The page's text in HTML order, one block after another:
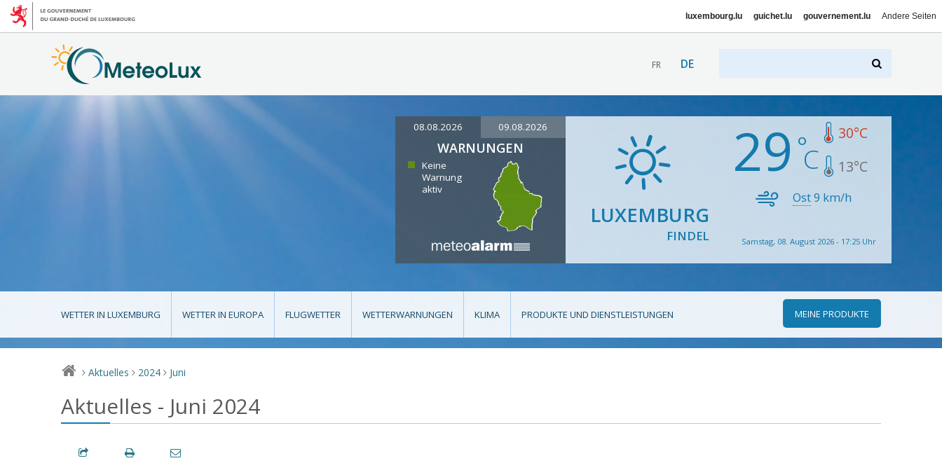
luxembourg.lu guichet.lu gouvernement.lu Andere Seiten
FR DE
08.08.2026 09.08.2026
WARNUNGEN
Keine
Warnung
aktiv
LUXEMBURG
FINDEL
29 30°C
13°C
Ost9 km/h
Samstag, 08. August 2026 - 17:25 Uhr
WETTER IN LUXEMBURG WETTER IN EUROPA FLUGWETTER WETTERWARNUNGEN KLIMA PRODUKTE UND DIENSTLEISTUNGEN MEINE PRODUKTE
> Aktuelles > 2024 > Juni
Aktuelles - Juni 2024